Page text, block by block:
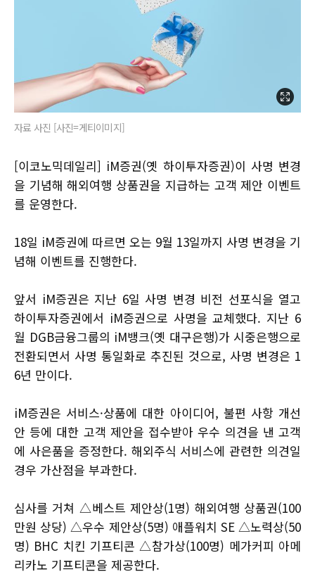
자료 사진 [사진=게티이미지]
[이코노믹데일리] iM증권(옛 하이투자증권)이 사명 변경
을 기념해 해외여행 상품권을 지급하는 고객 제안 이벤트
를 운영한다.
18일 iM증권에 따르면 오는 9월 13일까지 사명 변경을 기
념해 이벤트를 진행한다.
앞서 iM증권은 지난 6일 사명 변경 비전 선포식을 열고
하이투자증권에서 iM증권으로 사명을 교체했다. 지난 6
월 DGB금융그룹의 iM뱅크(옛 대구은행)가 시중은행으로
전환되면서 사명 통일화로 추진된 것으로, 사명 변경은 1
6년 만이다.
iM증권은 서비스·상품에 대한 아이디어, 불편 사항 개선
안 등에 대한 고객 제안을 접수받아 우수 의견을 낸 고객
에 사은품을 증정한다. 해외주식 서비스에 관련한 의견일
경우 가산점을 부과한다.
심사를 거쳐 △베스트 제안상(1명) 해외여행 상품권(100
만원 상당) △우수 제안상(5명) 애플워치 SE △노력상(50
명) BHC 치킨 기프티콘 △참가상(100명) 메가커피 아메
리카노 기프티콘을 제공한다.